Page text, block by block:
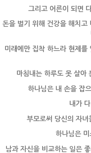
그리고 어른이 되면
돈을 벌기 위해 건강을 해치고
미래에만 집착 하느라 현제를
마침내는 하루도 못 살아
하나님은 내 손을 잡
내가
부모로써 당신의 자
하나님은
남과 자신을 비교하는 일은